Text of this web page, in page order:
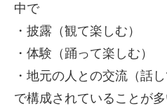
中で
・披露（観て楽しむ）
・体験（踊って楽しむ）
・地元の人との交流（話し
で構成されていることが